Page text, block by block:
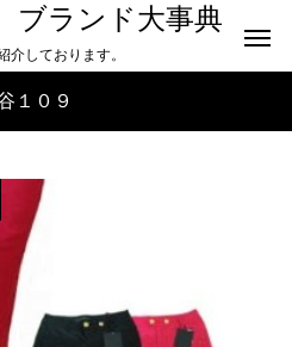
ランド大事典
介しております。
１０９